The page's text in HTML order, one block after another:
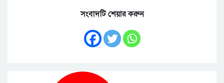
সংবাদটি শেয়ার করুন